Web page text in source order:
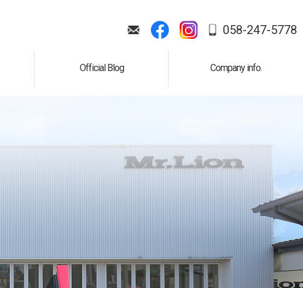
058-247-5778
Official Blog
公式ブログ Company info.
会社案内